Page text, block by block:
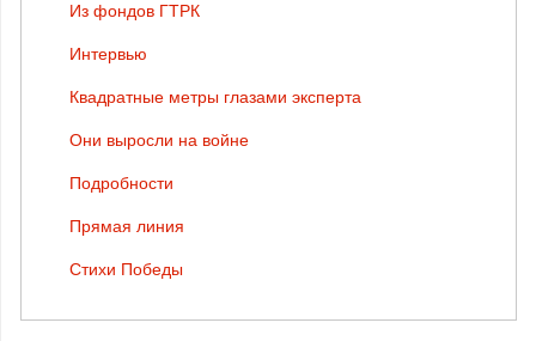
Из фондов ГТРК
Интервью
Квадратные метры глазами эксперта
Они выросли на войне
Подробности
Прямая линия
Стихи Победы